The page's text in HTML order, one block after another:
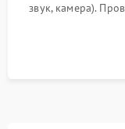
звук, камера).
для контроля